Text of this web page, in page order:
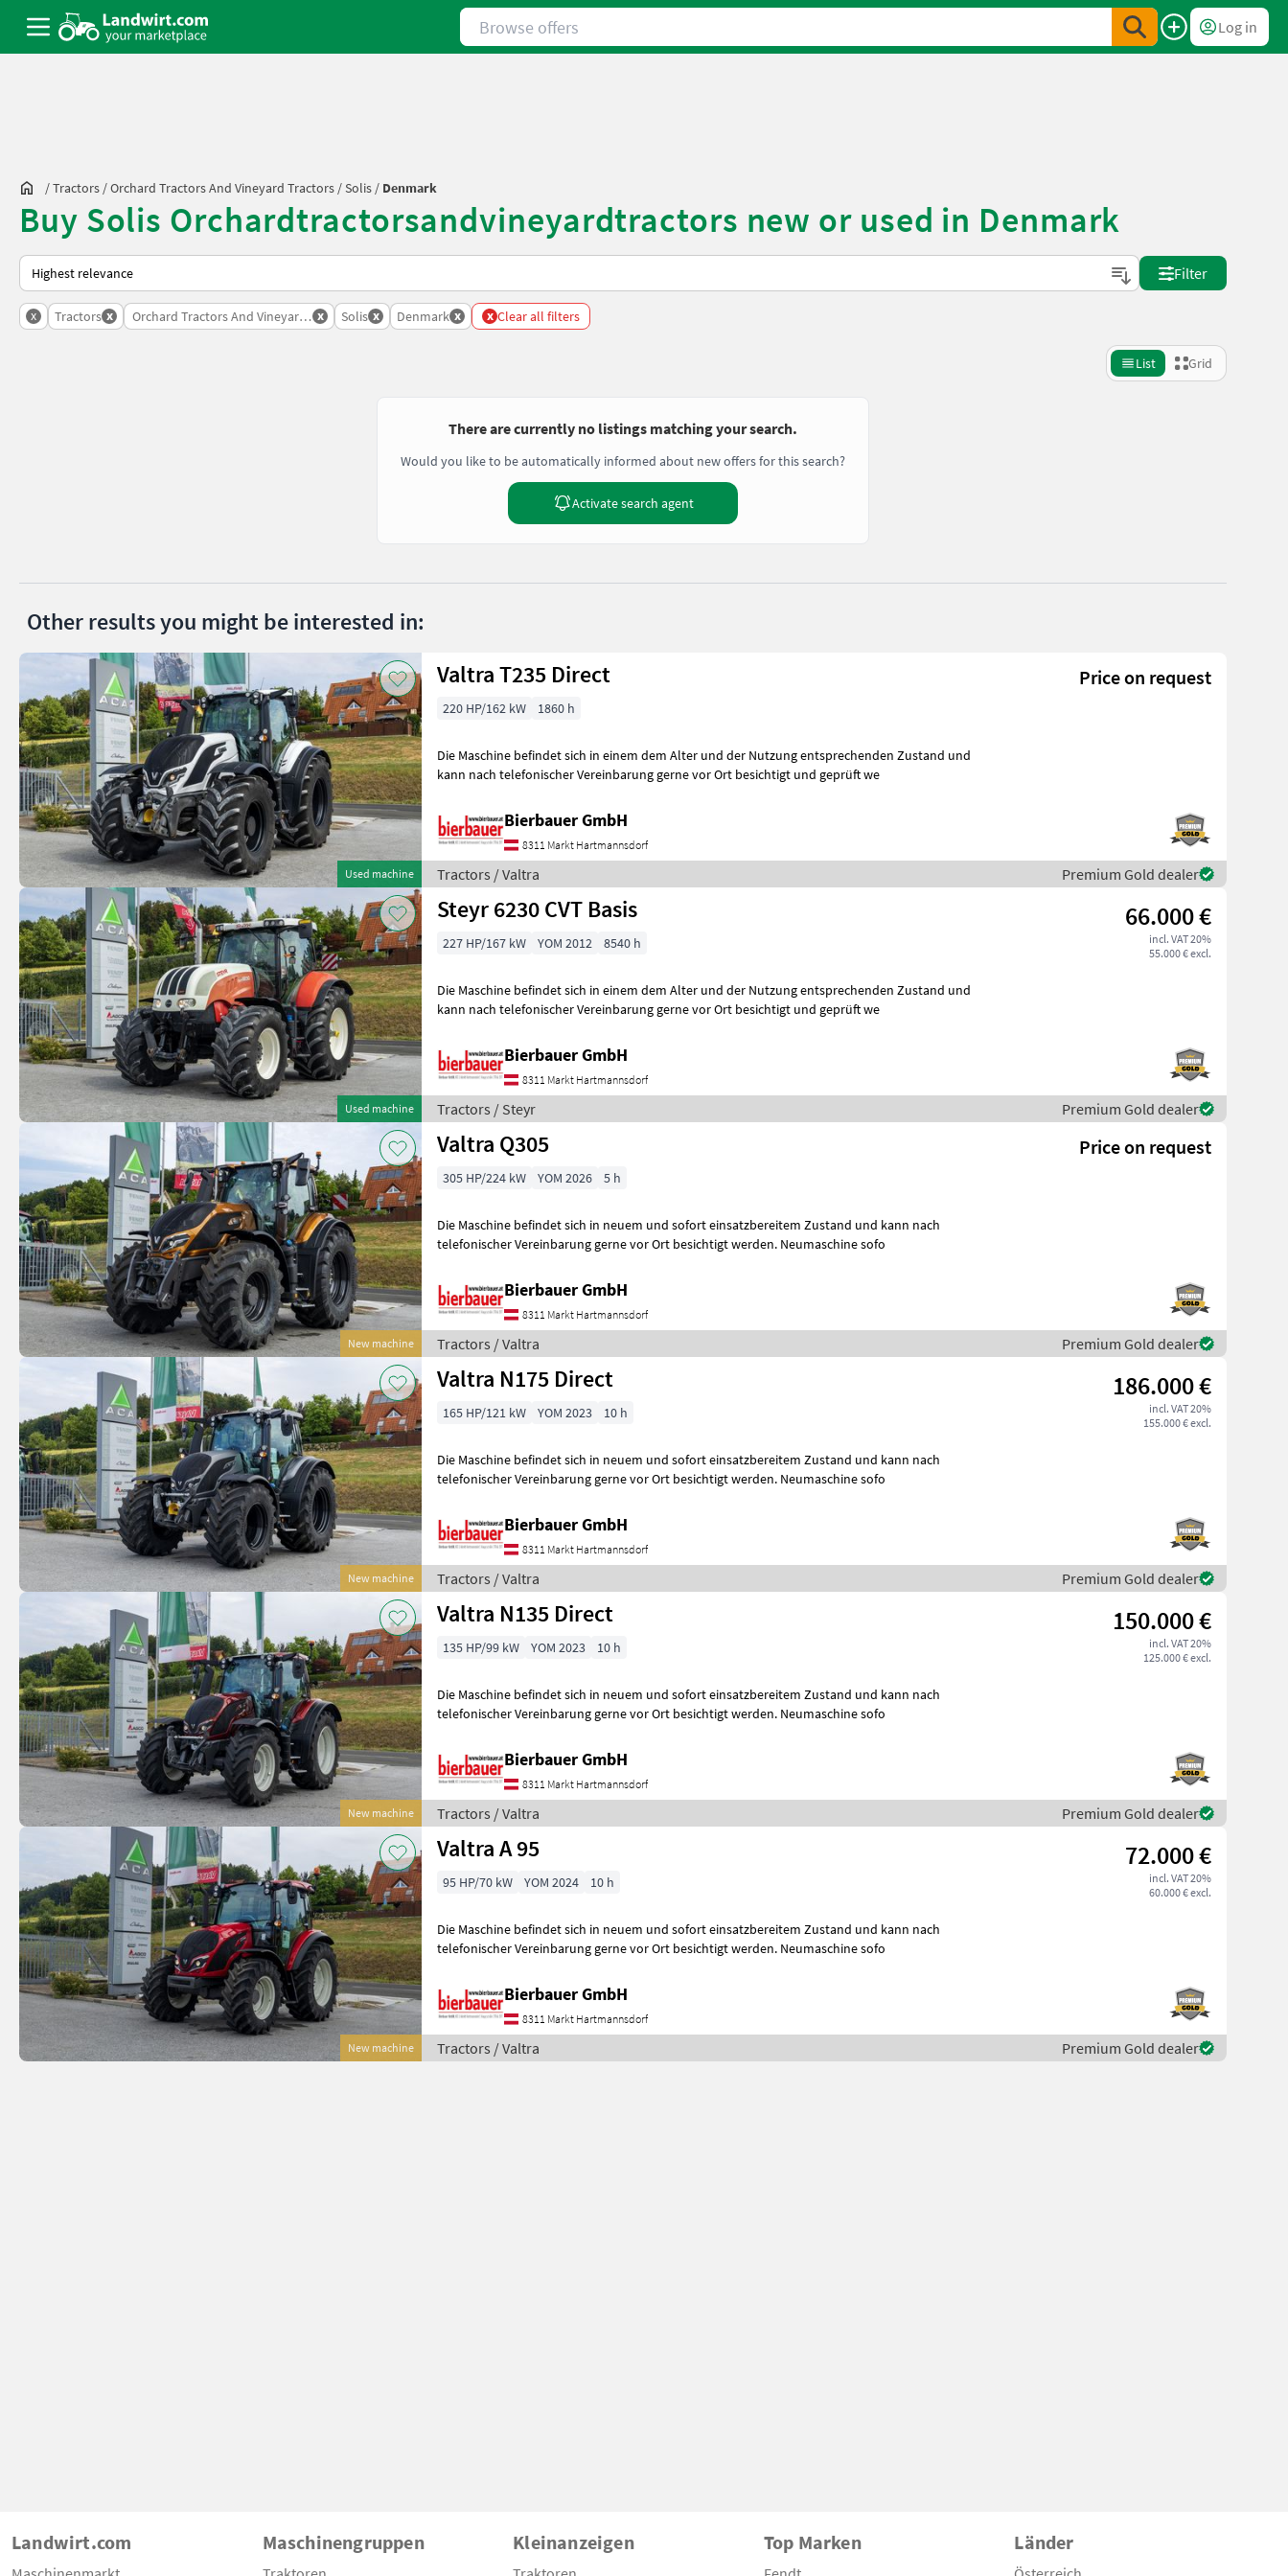
Browse offers
Log in
/Tractors /Orchard Tractors And Vineyard Tractors /Solis / Denmark
Buy Solis Orchardtractorsandvineyardtractors new or used in Denmark
This is how sorting works on Landwirt.com
Filter
x Tractors x Orchard Tractors And Vineyard Tractors
x Solis x Denmark x x Clear all filters
List Grid
There are currently no listings matching your search.
Would you like to be automatically informed about new offers for this search?
Activate search agent
Other results you might be interested in:
Used machine
Valtra T235 Direct Price on request
220 HP/162 kW 1860 h
Die Maschine befindet sich in einem dem Alter und der Nutzung entsprechenden Zustand und
kann nach telefonischer Vereinbarung gerne vor Ort besichtigt und geprüft we
Bierbauer GmbH
8311 Markt Hartmannsdorf
Tractors / Valtra Premium Gold dealer
Used machine
Steyr 6230 CVT Basis 66.000 €
incl. VAT 20%
55.000 € excl.
227 HP/167 kW YOM 2012 8540 h
Die Maschine befindet sich in einem dem Alter und der Nutzung entsprechenden Zustand und
kann nach telefonischer Vereinbarung gerne vor Ort besichtigt und geprüft we
Bierbauer GmbH
8311 Markt Hartmannsdorf
Tractors / Steyr Premium Gold dealer
New machine
Valtra Q305 Price on request
305 HP/224 kW YOM 2026 5 h
Die Maschine befindet sich in neuem und sofort einsatzbereitem Zustand und kann nach
telefonischer Vereinbarung gerne vor Ort besichtigt werden. Neumaschine sofo
Bierbauer GmbH
8311 Markt Hartmannsdorf
Tractors / Valtra Premium Gold dealer
New machine
Valtra N175 Direct 186.000 €
incl. VAT 20%
155.000 € excl.
165 HP/121 kW YOM 2023 10 h
Die Maschine befindet sich in neuem und sofort einsatzbereitem Zustand und kann nach
telefonischer Vereinbarung gerne vor Ort besichtigt werden. Neumaschine sofo
Bierbauer GmbH
8311 Markt Hartmannsdorf
Tractors / Valtra Premium Gold dealer
New machine
Valtra N135 Direct 150.000 €
incl. VAT 20%
125.000 € excl.
135 HP/99 kW YOM 2023 10 h
Die Maschine befindet sich in neuem und sofort einsatzbereitem Zustand und kann nach
telefonischer Vereinbarung gerne vor Ort besichtigt werden. Neumaschine sofo
Bierbauer GmbH
8311 Markt Hartmannsdorf
Tractors / Valtra Premium Gold dealer
New machine
Valtra A 95 72.000 €
incl. VAT 20%
60.000 € excl.
95 HP/70 kW YOM 2024 10 h
Die Maschine befindet sich in neuem und sofort einsatzbereitem Zustand und kann nach
telefonischer Vereinbarung gerne vor Ort besichtigt werden. Neumaschine sofo
Bierbauer GmbH
8311 Markt Hartmannsdorf
Tractors / Valtra Premium Gold dealer
Landwirt.com Maschinengruppen Kleinanzeigen Top Marken Länder